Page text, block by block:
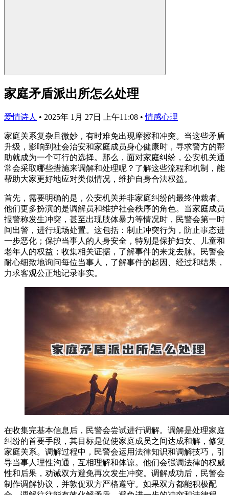
家庭矛盾派出所怎么处理
爱情诗人 • 2025年 1月 27日 上午11:08 • 情感心理
家庭关系复杂且微妙，有时难免出现摩擦和冲突。当这些矛盾
升级，影响到社会治安和家庭成员身心健康时，寻求警方的帮
助就成为一个可行的选择。那么，面对家庭纠纷，公安机关通
常会采取哪些措施来调解和处理呢？了解这些流程和机制，能
帮助大家更好地应对类似情况，维护自身合法权益。
首先，需要明确的是，公安机关并非家庭纠纷的最终仲裁者。
他们更多扮演的是调解员和维护社会秩序的角色。当家庭成员
报警称发生冲突，甚至出现肢体暴力等情况时，民警会第一时
间出警，进行现场处置。这包括：制止冲突行为，防止事态进
一步恶化；保护当事人的人身安全，特别是保护妇女、儿童和
老年人的权益；收集相关证据，了解事件的来龙去脉。民警会
耐心细致地询问每位当事人，了解事件的起因、经过和结果，
力求客观公正地记录事实。
在收集完基本信息后，民警会尝试进行调解。调解是处理家庭
纠纷的首要手段，其目标是促使家庭成员之间达成和解，修复
家庭关系。调解过程中，民警会运用法律知识和调解技巧，引
导当事人理性沟通，互相理解和体谅。他们会强调法律的权威
性和后果，劝诫双方避免再次发生冲突。调解成功后，民警会
制作调解协议，并敦促双方严格遵守。如果双方都能积极配